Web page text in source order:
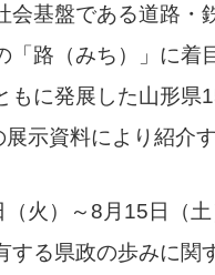
会基盤である道路・
「路（みち）」に着
もに発展した山形県
示資料により紹介す
火）～8月15日（
する県政の歩みに関